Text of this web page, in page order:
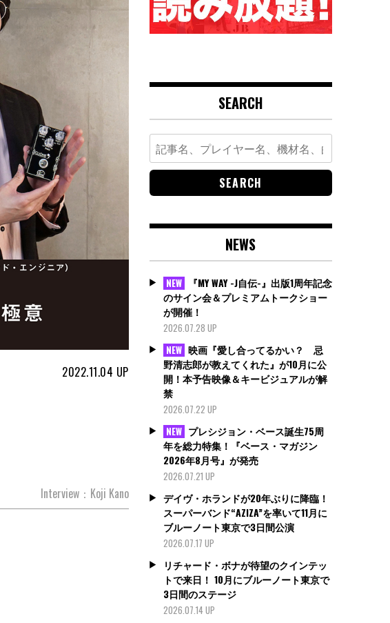
2022.11.04 UP
Interview：Koji Kano
SEARCH
Search
for:
NEWS
NEW
『MY WAY -J自伝-』出版1周年記念
のサイン会＆プレミアムトークショー
が開催！
2026.07.28 UP
NEW 映画『愛し合ってるかい？ 忌
野清志郎が教えてくれた』が10月に公
開！本予告映像＆キービジュアルが解
禁
2026.07.22 UP
NEW プレシジョン・ベース誕生75周
年を総力特集！『ベース・マガジン
2026年8月号』が発売
2026.07.21 UP
デイヴ・ホランドが20年ぶりに降臨！
スーパーバンド“AZIZA”を率いて11月に
ブルーノート東京で3日間公演
2026.07.17 UP
リチャード・ボナが待望のクインテッ
トで来日！ 10月にブルーノート東京で
3日間のステージ
2026.07.14 UP